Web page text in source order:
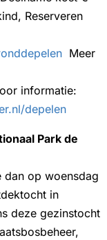
Reserveren
Meer
informatie:
depelen
Park de
dan op woensdag
in
deze gezinstocht